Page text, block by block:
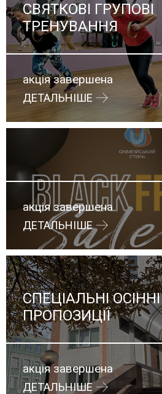
СВЯТКОВІ ГРУПОВІ
ТРЕНУВАННЯ
акція завершена
ДЕТАЛЬНІШЕ
акція завершена
ДЕТАЛЬНІШЕ
СПЕЦІАЛЬНІ ОСІННІ
ПРОПОЗИЦІЇ
акція завершена
ДЕТАЛЬНІШЕ